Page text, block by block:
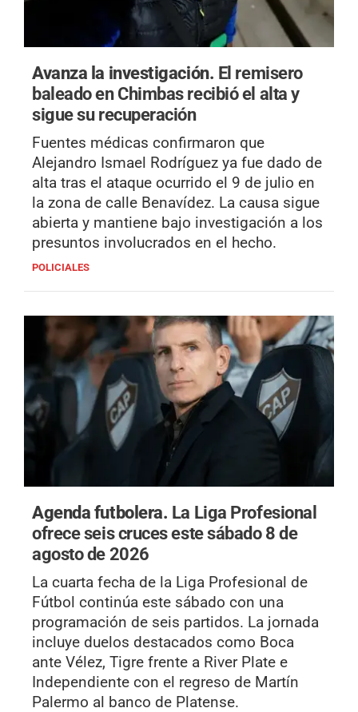
Avanza la investigación. El remisero
baleado en Chimbas recibió el alta y
sigue su recuperación
Fuentes médicas confirmaron que
Alejandro Ismael Rodríguez ya fue dado de
alta tras el ataque ocurrido el 9 de julio en
la zona de calle Benavídez. La causa sigue
abierta y mantiene bajo investigación a los
presuntos involucrados en el hecho.
POLICIALES
Agenda futbolera. La Liga Profesional
ofrece seis cruces este sábado 8 de
agosto de 2026
La cuarta fecha de la Liga Profesional de
Fútbol continúa este sábado con una
programación de seis partidos. La jornada
incluye duelos destacados como Boca
ante Vélez, Tigre frente a River Plate e
Independiente con el regreso de Martín
Palermo al banco de Platense.